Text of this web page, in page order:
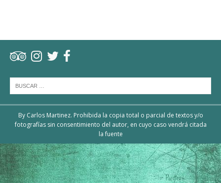
By Carlos Martinez. Prohibida la copia total o parcial de textos y/o
fotografías sin consentimiento del autor, en cuyo caso vendrá citada
la fuente